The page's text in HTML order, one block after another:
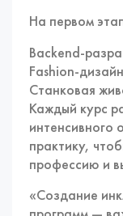
На первом
Backend-
Fashion-
Станковая
Каждый курс
интенсивного
практику,
профессию и
«Создание